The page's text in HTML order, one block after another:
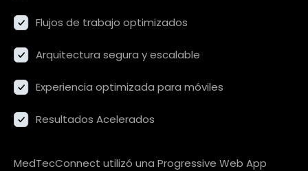
Flujos de trabajo optimizados
Arquitectura segura y escalable
Experiencia optimizada para móviles
Resultados Acelerados
MedTecConnect utilizó una Progressive Web App